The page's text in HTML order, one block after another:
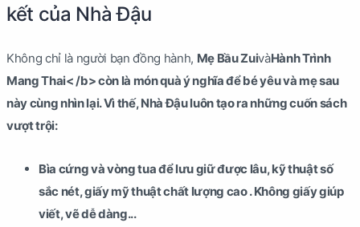
kết của Nhà Đậu
Không chỉ là người bạn đồng hành, Mẹ Bầu ZuivàHành Trình
Mang Thai< /b> còn là món quà ý nghĩa để bé yêu và mẹ sau
này cùng nhìn lại. Vì thế, Nhà Đậu luôn tạo ra những cuốn sách
vượt trội:
Bìa cứng và vòng tua để lưu giữ được lâu, kỹ thuật số
sắc nét, giấy mỹ thuật chất lượng cao . Không giấy giúp
viết, vẽ dễ dàng...